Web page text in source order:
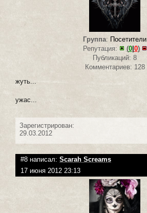
Группа: Посетители
Репутация:
(0|0)
Публикаций: 8
Комментариев: 128
жуть...
ужас...
Зарегистрирован:
29.03.2012
#8 написал: Scarah Screams
17 июня 2012 23:13